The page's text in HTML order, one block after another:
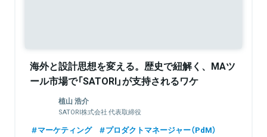
海外と設計思想を変える。歴史で紐解く、MAツ
ール市場で「SATORI」が支持されるワケ
植山 浩介
SATORI株式会社 代表取締役
マーケティング
プロダクトマネージャー（PdM）